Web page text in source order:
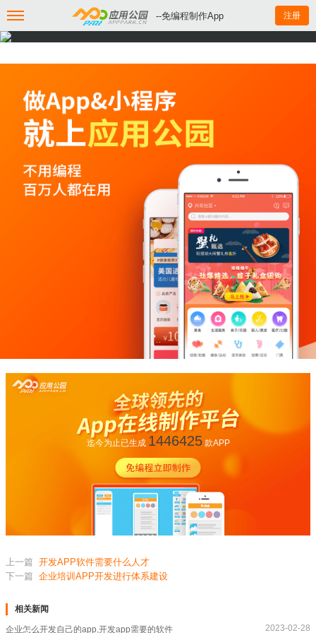
--免编程制作App 注册
迄今为止已生成 1446425款APP
上一篇 开发APP软件需要什么人才
下一篇 企业培训APP开发进行体系建设
相关新闻
企业怎么开发自己的app,开发app需要的软件 2023-02-28